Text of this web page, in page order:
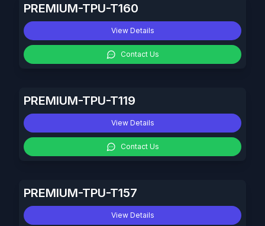
PREMIUM-TPU-T160
View Details
Contact Us
PREMIUM-TPU-T119
View Details
Contact Us
PREMIUM-TPU-T157
View Details